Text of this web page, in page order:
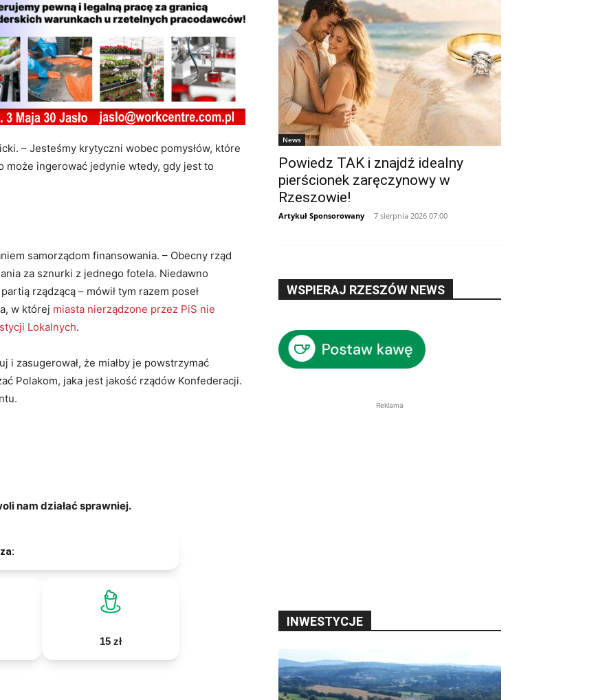
– Jesteśmy krytyczni wobec pomysłów, które
może ingerować jedynie wtedy, gdy jest to
samorządom finansowania. – Obecny rząd
za sznurki z jednego fotela. Niedawno
rządzącą – mówił tym razem poseł
w której miasta nierządzone przez PiS nie
Lokalnych.
i zasugerował, że miałby je powstrzymać
Polakom, jaka jest jakość rządów Konfederacji.
nam działać sprawniej.
15 zł
News
Powiedz TAK i znajdź idealny
pierścionek zaręczynowy w
Rzeszowie!
Artykuł Sponsorowany - 7 sierpnia 2026 07:00
WSPIERAJ RZESZÓW NEWS
Reklama
INWESTYCJE